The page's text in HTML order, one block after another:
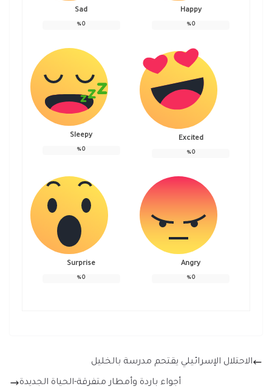
Happy
0
%
Sad
0
%
Excited
0
%
Sleepy
0
%
Angry
0
%
Surprise
0
%
الاحتلال الإسرائيلي يقتحم مدرسة بالخليل
أجواء باردة وأمطار متفرقة-الحياة الجديدة